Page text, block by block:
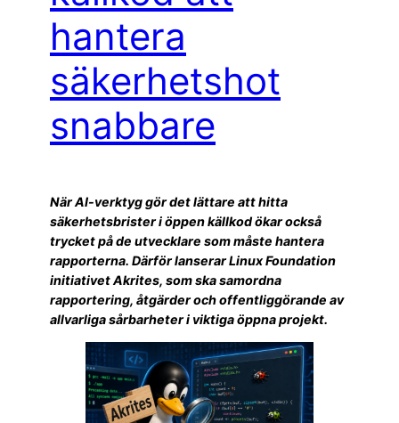
hantera
säkerhetshot
snabbare
När AI-verktyg gör det lättare att hitta
säkerhetsbrister i öppen källkod ökar också
trycket på de utvecklare som måste hantera
rapporterna. Därför lanserar Linux Foundation
initiativet Akrites, som ska samordna
rapportering, åtgärder och offentliggörande av
allvarliga sårbarheter i viktiga öppna projekt.